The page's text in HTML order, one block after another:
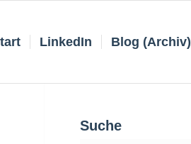
LinkedIn Blog (Archiv)
Suche